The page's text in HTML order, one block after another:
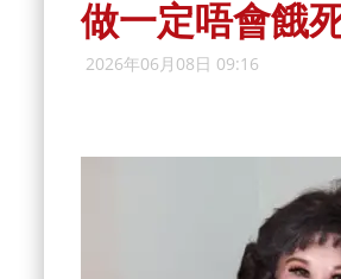
做一定唔會餓
2026年06月08日 09:16